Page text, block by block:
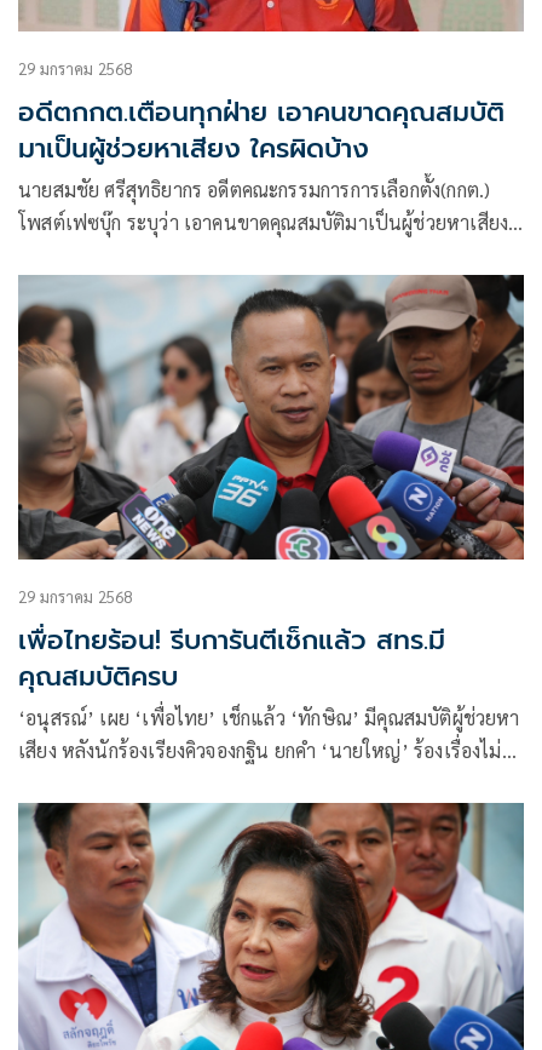
29 มกราคม 2568
อดีตกกต.เตือนทุกฝ่าย เอาคนขาดคุณสมบัติ
มาเป็นผู้ช่วยหาเสียง ใครผิดบ้าง
นายสมชัย ศรีสุทธิยากร อดีตคณะกรรมการการเลือกตั้ง(กกต.)
โพสต์เฟซบุ๊ก ระบุว่า เอาคนขาดคุณสมบัติมาเป็นผู้ช่วยหาเสียง
29 มกราคม 2568
เพื่อไทยร้อน! รีบการันตีเช็กแล้ว สทร.มี
คุณสมบัติครบ
‘อนุสรณ์’ เผย ‘เพื่อไทย’ เช็กแล้ว ‘ทักษิณ’ มีคุณสมบัติผู้ช่วยหา
เสียง หลังนักร้องเรียงคิวจองกฐิน ยกคำ ‘นายใหญ่’ ร้องเรื่องไม่